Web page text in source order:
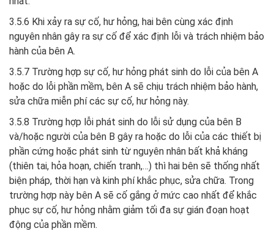
3.5.6 Khi xảy ra sự cố, hư hỏng, hai bên cùng xác định
nguyên nhân gây ra sự cố để xác định lỗi và trách nhiệm bảo
hành của bên A.
3.5.7 Trường hợp sự cố, hư hỏng phát sinh do lỗi của bên A
hoặc do lỗi phần mềm, bên A sẽ chịu trách nhiệm bảo hành,
sửa chữa miễn phí các sự cố, hư hỏng này.
3.5.8 Trường hợp lỗi phát sinh do lỗi sử dụng của bên B
và/hoặc người của bên B gây ra hoặc do lỗi của các thiết bị
phần cứng hoặc phát sinh từ nguyên nhân bất khả kháng
(thiên tai, hỏa hoạn, chiến tranh,…) thì hai bên sẽ thống nhất
biện pháp, thời hạn và kinh phí khắc phục, sửa chữa. Trong
trường hợp này bên A sẽ cố gắng ở mức cao nhất để khắc
phục sự cố, hư hỏng nhằm giảm tối đa sự gián đoạn hoạt
động của phần mềm.